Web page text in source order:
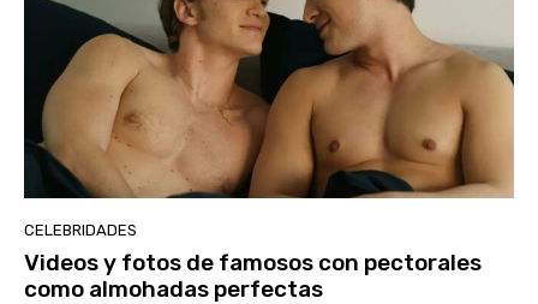
CELEBRIDADES
Videos y fotos de famosos con pectorales
como almohadas perfectas